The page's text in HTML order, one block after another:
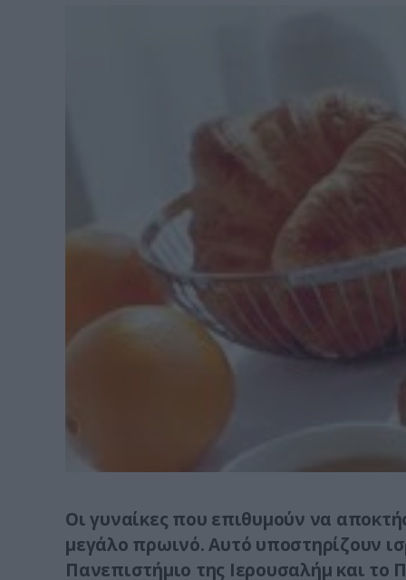
Οι γυναίκες που επιθυμούν να
μεγάλο πρωινό. Αυτό υποστηρίζουν
Πανεπιστήμιο της Ιερουσαλήμ και